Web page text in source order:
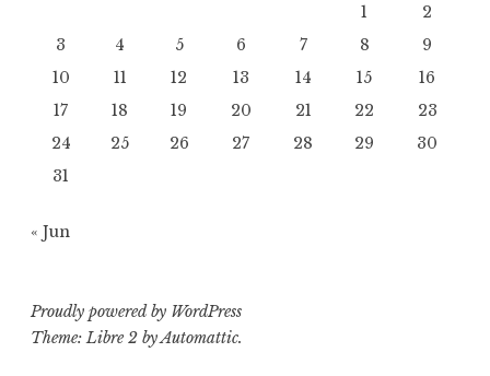
1
2
3
4 5 6 7 8
9
10
11 12 13 14 15
16
17
18 19 20 21 22
23
24
25 26 27 28 29
30
31
« Jun
Proudly powered by WordPress
Theme: Libre 2 byAutomattic.